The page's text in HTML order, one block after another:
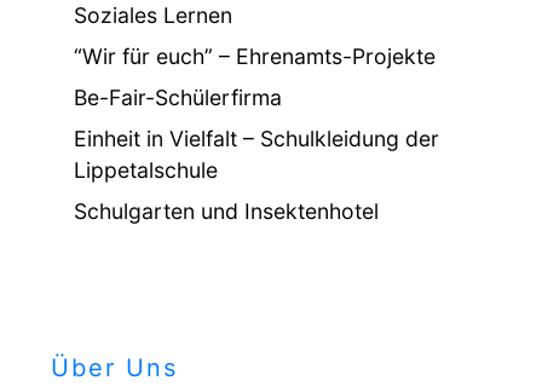
Soziales Lernen
“Wir für euch” – Ehrenamts-Projekte
Be-Fair-Schülerfirma
Einheit in Vielfalt – Schulkleidung der
Lippetalschule
Schulgarten und Insektenhotel
Über Uns